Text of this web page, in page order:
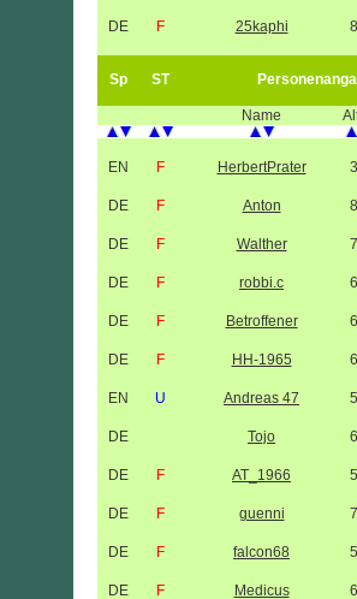
DE F 25kaphi
Sp ST
Name
EN F HerbertPrater
DE F Anton
DE F Walther
DE F robbi.c
DE F Betroffener
DE F HH-1965
EN U Andreas 47
DE Tojo
DE F AT_1966
DE F guenni
DE F falcon68
DE F Medicus